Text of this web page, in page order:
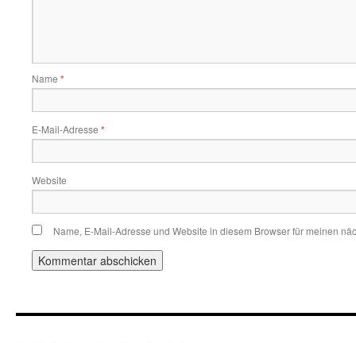
Name *
E-Mail-Adresse *
Website
Name, E-Mail-Adresse und Website in diesem Browser für meinen